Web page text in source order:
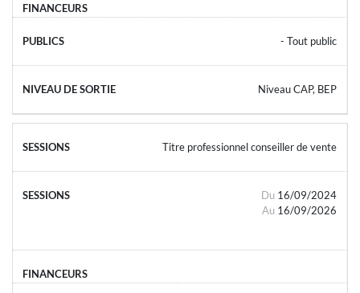
- Tout public
Niveau CAP, BEP
Titre professionnel conseiller de vente
Du 16/09/2024
Au 16/09/2026